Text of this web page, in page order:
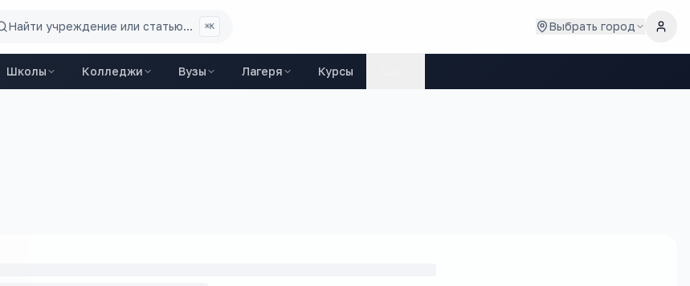
Найти учреждение или статью... ⌘K Выбрать город
Школы Колледжи Вузы Лагеря Курсы